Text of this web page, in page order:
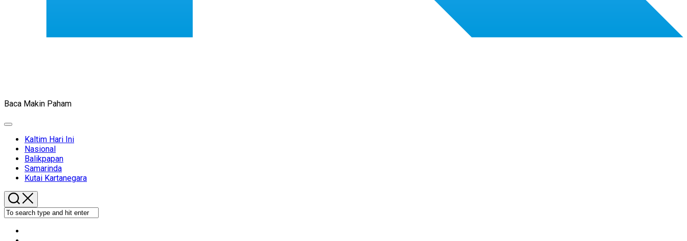
Baca Makin Paham
Expand
Kaltim Hari Ini
Nasional
Balikpapan
Samarinda
Kutai Kartanegara